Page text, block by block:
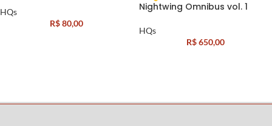
HQs
R$80,00
Nightwing Omnibus vol. 1
HQs
R$650,00